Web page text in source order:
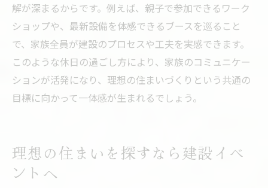
解が深まるからです。例えば、親子で参加できるワーク
ショップや、最新設備を体感できるブースを巡ること
で、家族全員が建設のプロセスや工夫を実感できます。
このような休日の過ごし方により、家族のコミュニケー
ションが活発になり、理想の住まいづくりという共通の
目標に向かって一体感が生まれるでしょう。
理想の住まいを探すなら建設イベ
ントへ